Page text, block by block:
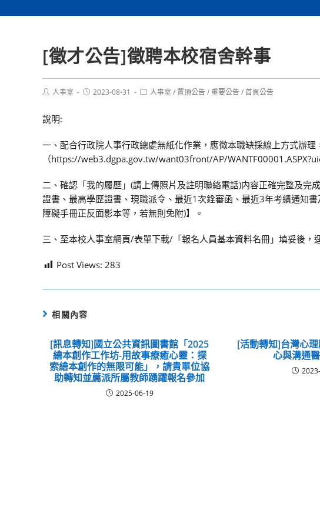
[徵才公告]徵聘本校宿舍幹事
Post人事室
Post2023-08-31
Post人事室 / 置頂公告/重要公告/首頁公告
說明:
一、配合行政院人事行政總處無紙化作業，應徴本職缺採線上方式辦
（https://web3.dgpa.gov.tw/want03front/AP/
二、確認「我的履歷」(請上傳照片及註明聯絡電話)内容正確完整及
證書、最高學歷證書、現職派令、最近1次銓審函、最近3年考績通知
障礙手冊正反面影本等，若無則免附)】。
三、至本校人事室網頁/表單下載/「報名人員基本資料名冊」填妥後，
Post Views: 283
相關內容
[訊息轉知]國立公共資訊圖書館「2025
繪本創作工作坊-用故事療癒心靈：探
索繪本創作的無限可能」，請貴單位協
助轉知並薦派所屬教師踴躍報名參加
2025-06-19
[活動轉知]台灣心
心與溝通